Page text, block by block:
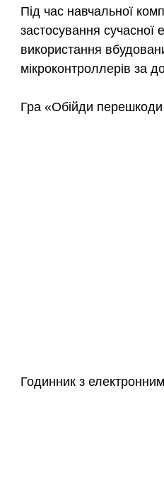
Під час навчальної
застосування сучасної
використання
мікроконтроллерів за
Гра «Обійди перешкоди
Годинник з